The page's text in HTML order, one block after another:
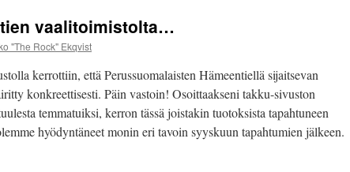
vaalitoimistolta…
"The Rock" Ekqvist
kerrottiin, että Perussuomalaisten Hämeentiellä sijaitsevan
konkreettisesti. Päin vastoin! Osoittaakseni takku-sivuston
temmatuiksi, kerron tässä joistakin tuotoksista tapahtuneen
hyödyntäneet monin eri tavoin syyskuun tapahtumien jälkeen.